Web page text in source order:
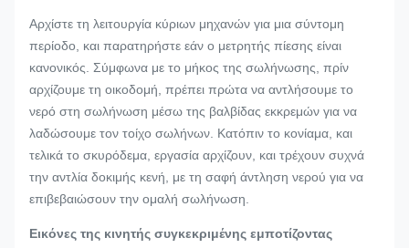
Αρχίστε τη λειτουργία κύριων μηχανών για μια σύντομη
περίοδο, και παρατηρήστε εάν ο μετρητής πίεσης είναι
κανονικός. Σύμφωνα με το μήκος της σωλήνωσης, πρίν
αρχίζουμε τη οικοδομή, πρέπει πρώτα να αντλήσουμε το
νερό στη σωλήνωση μέσω της βαλβίδας εκκρεμών για να
λαδώσουμε τον τοίχο σωλήνων. Κατόπιν το κονίαμα, και
τελικά το σκυρόδεμα, εργασία αρχίζουν, και τρέχουν συχνά
την αντλία δοκιμής κενή, με τη σαφή άντληση νερού για να
επιβεβαιώσουν την ομαλή σωλήνωση.
Εικόνες της κινητής συγκεκριμένης εμποτίζοντας